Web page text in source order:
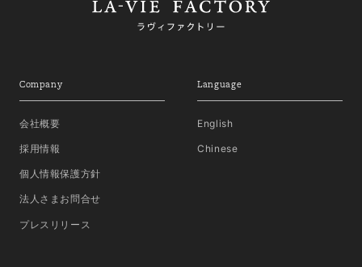
Company
会社概要
採用情報
個人情報保護方針
法人さまお問合せ
プレスリリース
Language
English
Chinese